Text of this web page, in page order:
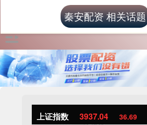
上证指数 3937.04 36.69
秦安配资 相关话题